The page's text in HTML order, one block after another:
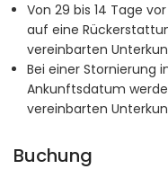
Von 29 bis 14 Tage
auf eine
vereinbarten
Bei einer Stornierung
Ankunftsdatum
vereinbarten
Buchung